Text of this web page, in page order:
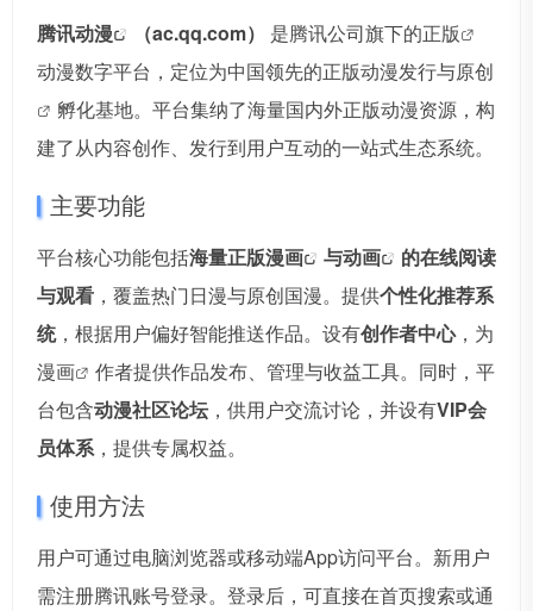
腾讯动漫 （ac.qq.com） 是腾讯公司旗下的正版
动漫数字平台，定位为中国领先的正版动漫发行与原创
孵化基地。平台集纳了海量国内外正版动漫资源，构
建了从内容创作、发行到用户互动的一站式生态系统。
主要功能
平台核心功能包括海量正版漫画 与动画
的在线阅读
与观看 ，覆盖热门日漫与原创国漫。提供个性化推荐系
统，根据用户偏好智能推送作品。设有创作者中心，为
漫画
作者提供作品发布、管理与收益工具。同时，平
台包含动漫社区论坛，供用户交流讨论，并设有VIP会
员体系，提供专属权益。
使用方法
用户可通过电脑浏览器或移动端App访问平台。新用户
需注册腾讯账号登录。登录后，可直接在首页搜索或通